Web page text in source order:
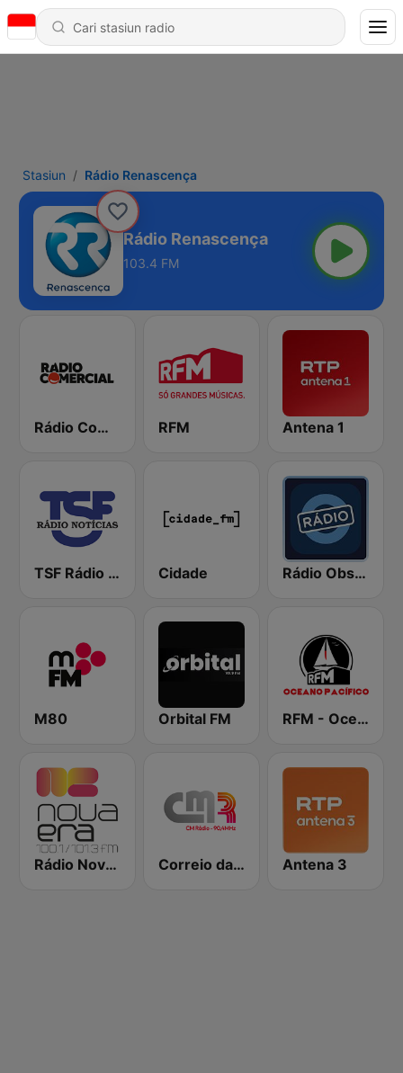
Stasiun Rádio Renascença
Rádio Renascença
103.4 FM
Rádio Comercial RFM Antena 1
TSF Rádio Notícias Cidade Rádio Observador
M80 Orbital FM RFM - Oceano Pacífico Online
Rádio Nova Era Correio da Manhã Rádio Antena 3